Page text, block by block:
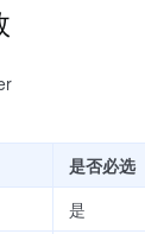
是否必选
是